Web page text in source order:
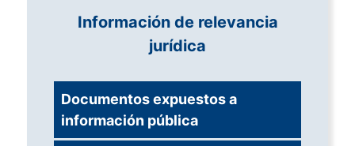
Información de relevancia
jurídica
Documentos expuestos a
información pública